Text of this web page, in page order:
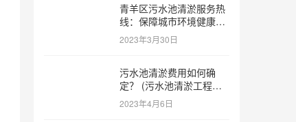
青羊区污水池清淤服务热
线：保障城市环境健康和
可持续发展。 (青羊区污
水池清淤服务热线)
2023年3月30日
污水池清淤费用如何确
定？ (污水池清淤工程价
格多少)
2023年4月6日